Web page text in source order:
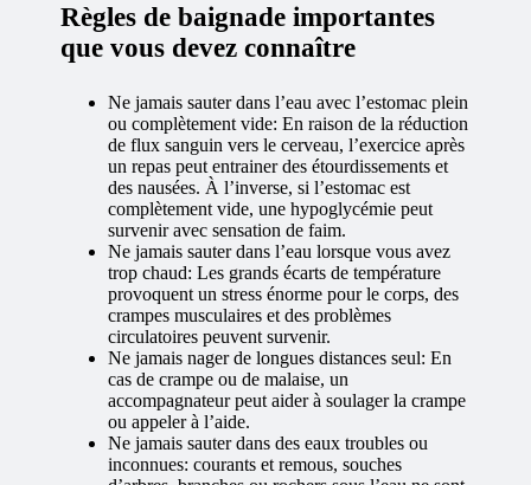
Règles de baignade importantes
que vous devez connaître
Ne jamais sauter dans l’eau avec l’estomac plein
ou complètement vide: En raison de la réduction
de flux sanguin vers le cerveau, l’exercice après
un repas peut entrainer des étourdissements et
des nausées. À l’inverse, si l’estomac est
complètement vide, une hypoglycémie peut
survenir avec sensation de faim.
Ne jamais sauter dans l’eau lorsque vous avez
trop chaud: Les grands écarts de température
provoquent un stress énorme pour le corps, des
crampes musculaires et des problèmes
circulatoires peuvent survenir.
Ne jamais nager de longues distances seul: En
cas de crampe ou de malaise, un
accompagnateur peut aider à soulager la crampe
ou appeler à l’aide.
Ne jamais sauter dans des eaux troubles ou
inconnues: courants et remous, souches